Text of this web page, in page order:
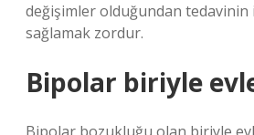
değişimler olduğundan tedavinin
sağlamak zordur.
Bipolar biriyle